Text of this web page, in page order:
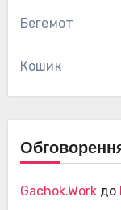
Бегемот
Кошик
Gachok.Workдо